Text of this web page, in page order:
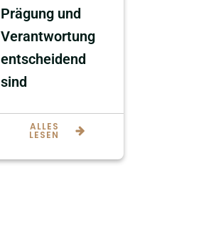
Prägung und
Verantwortung
entscheidend
sind
ALLES
LESEN